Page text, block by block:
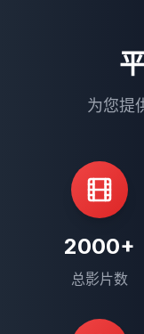
为您提
2000+
总影片数